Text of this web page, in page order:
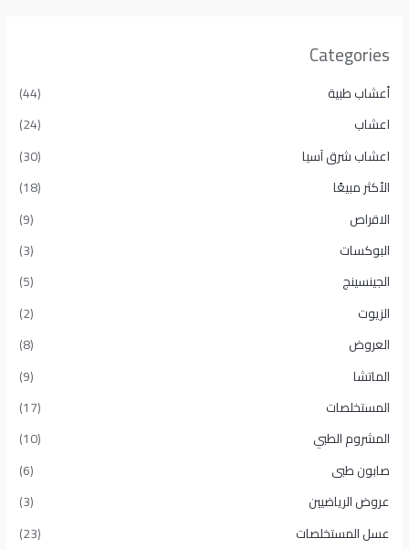
Categories
أعشاب طبية
(44)
اعشاب
(24)
اعشاب شرق آسيا
(30)
الأكثر مبيعًا​
(18)
الاقراص
(9)
البوكسات
(3)
الجينسينج
(5)
الزيوت
(2)
العروض
(8)
الماتشا
(9)
المستخلصات
(17)
المشروم الطبي
(10)
صابون طبى
(6)
عروض الرياضيين
(3)
عسل المستخلصات
(23)